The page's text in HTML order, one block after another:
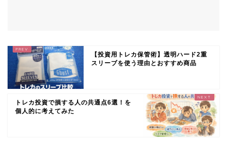
【投資用トレカ保管術】透明ハード2重
スリーブを使う理由とおすすめ商品
トレカ投資で損する人の共通点6選！を
個人的に考えてみた